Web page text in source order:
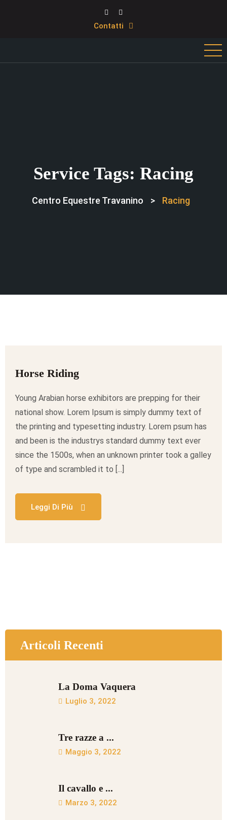
Contatti
Service Tags: Racing
Centro Equestre Travanino > Racing
Horse Riding
Young Arabian horse exhibitors are prepping for their
national show. Lorem Ipsum is simply dummy text of
the printing and typesetting industry. Lorem psum has
and been is the industrys standard dummy text ever
since the 1500s, when an unknown printer took a galley
of type and scrambled it to [...]
Leggi Di Più
Articoli Recenti
La Doma Vaquera
Luglio 3, 2022
Tre razze a ...
Maggio 3, 2022
Il cavallo e ...
Marzo 3, 2022